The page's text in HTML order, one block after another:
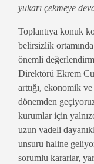
yukarı çekmeye
Toplantıya konuk
belirsizlik
önemli
Direktörü Ekrem
arttığı, ekonomik
dönemden
kurumlar için
uzun vadeli
unsuru haline
sorumlu kararlar,